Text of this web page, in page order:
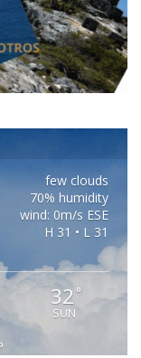
few clouds
70% humidity
wind: 0m/s ESE
H 31 • L 31
32 °
SUN